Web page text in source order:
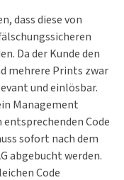
dass diese von
Da der Kunde den
mehrere Prints zwar
und einlösbar.
Management
Code
sofort nach dem
abgebucht werden.
Code